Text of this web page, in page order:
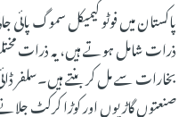
پاکستان میں فوٹو کیمیکل سموگ
ذرات شامل ہوتے ہیں، یہ ذرات
بخارات سے مل کر بنتے ہیں۔سلفر ڈائی
صنعتوں گاڑیوں اور کوڑا کرکٹ